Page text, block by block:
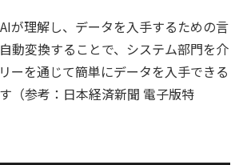
が理解し、データを入手するための言
動変換することで、システム部門を介
ーを通じて簡単にデータを入手できる
（参考：日本経済新聞 電子版特